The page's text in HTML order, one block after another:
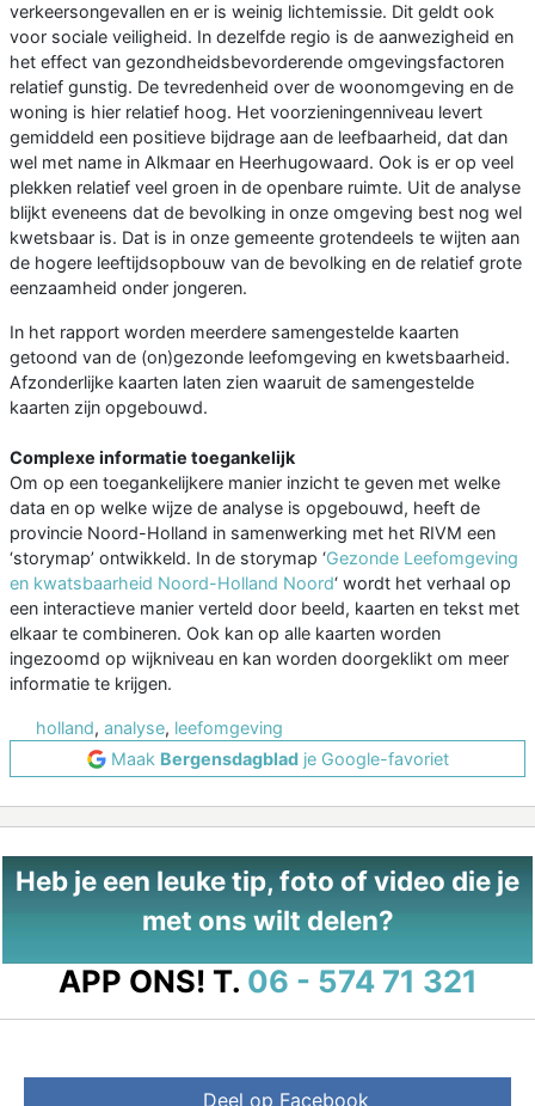
verkeersongevallen en er is weinig lichtemissie. Dit geldt ook
voor sociale veiligheid.​ ​In dezelfde regio is de aanwezigheid en
het effect van gezondheidsbevorderende omgevingsfactoren
relatief gunstig. ​De tevredenheid over de woonomgeving en de
woning is hier relatief hoog. Het voorzieningenniveau levert
gemiddeld een positieve bijdrage aan de leefbaarheid, dat dan
wel met name in Alkmaar en Heerhugowaard. Ook is er op veel
plekken relatief veel groen in de openbare ruimte. Uit de analyse
blijkt eveneens dat de bevolking in onze omgeving best nog wel
kwetsbaar is. Dat is in onze gemeente grotendeels te wijten aan
de hogere leeftijdsopbouw van de bevolking en de relatief grote
eenzaamheid onder jongeren.
In het rapport worden meerdere samengestelde kaarten
getoond van de (on)gezonde leefomgeving en kwetsbaarheid.
Afzonderlijke kaarten laten zien waaruit de samengestelde
kaarten zijn opgebouwd.
Complexe informatie toegankelijk
Om op een toegankelijkere manier inzicht te geven met welke
data en op welke wijze de analyse is opgebouwd, heeft de
provincie Noord-Holland in samenwerking met het RIVM een
‘storymap’ ontwikkeld. In de storymap ‘Gezonde Leefomgeving
en kwatsbaarheid Noord-Holland Noord‘ wordt het verhaal op
een interactieve manier verteld door beeld, kaarten en tekst met
elkaar te combineren. Ook kan op alle kaarten worden
ingezoomd op wijkniveau en kan worden doorgeklikt om meer
informatie te krijgen.
holland, analyse, leefomgeving
Maak Bergensdagbladje Google-favoriet
Heb je een leuke tip, foto of video die je
met ons wilt delen?
APP ONS! T. 06 - 574 71 321
Deel op Facebook